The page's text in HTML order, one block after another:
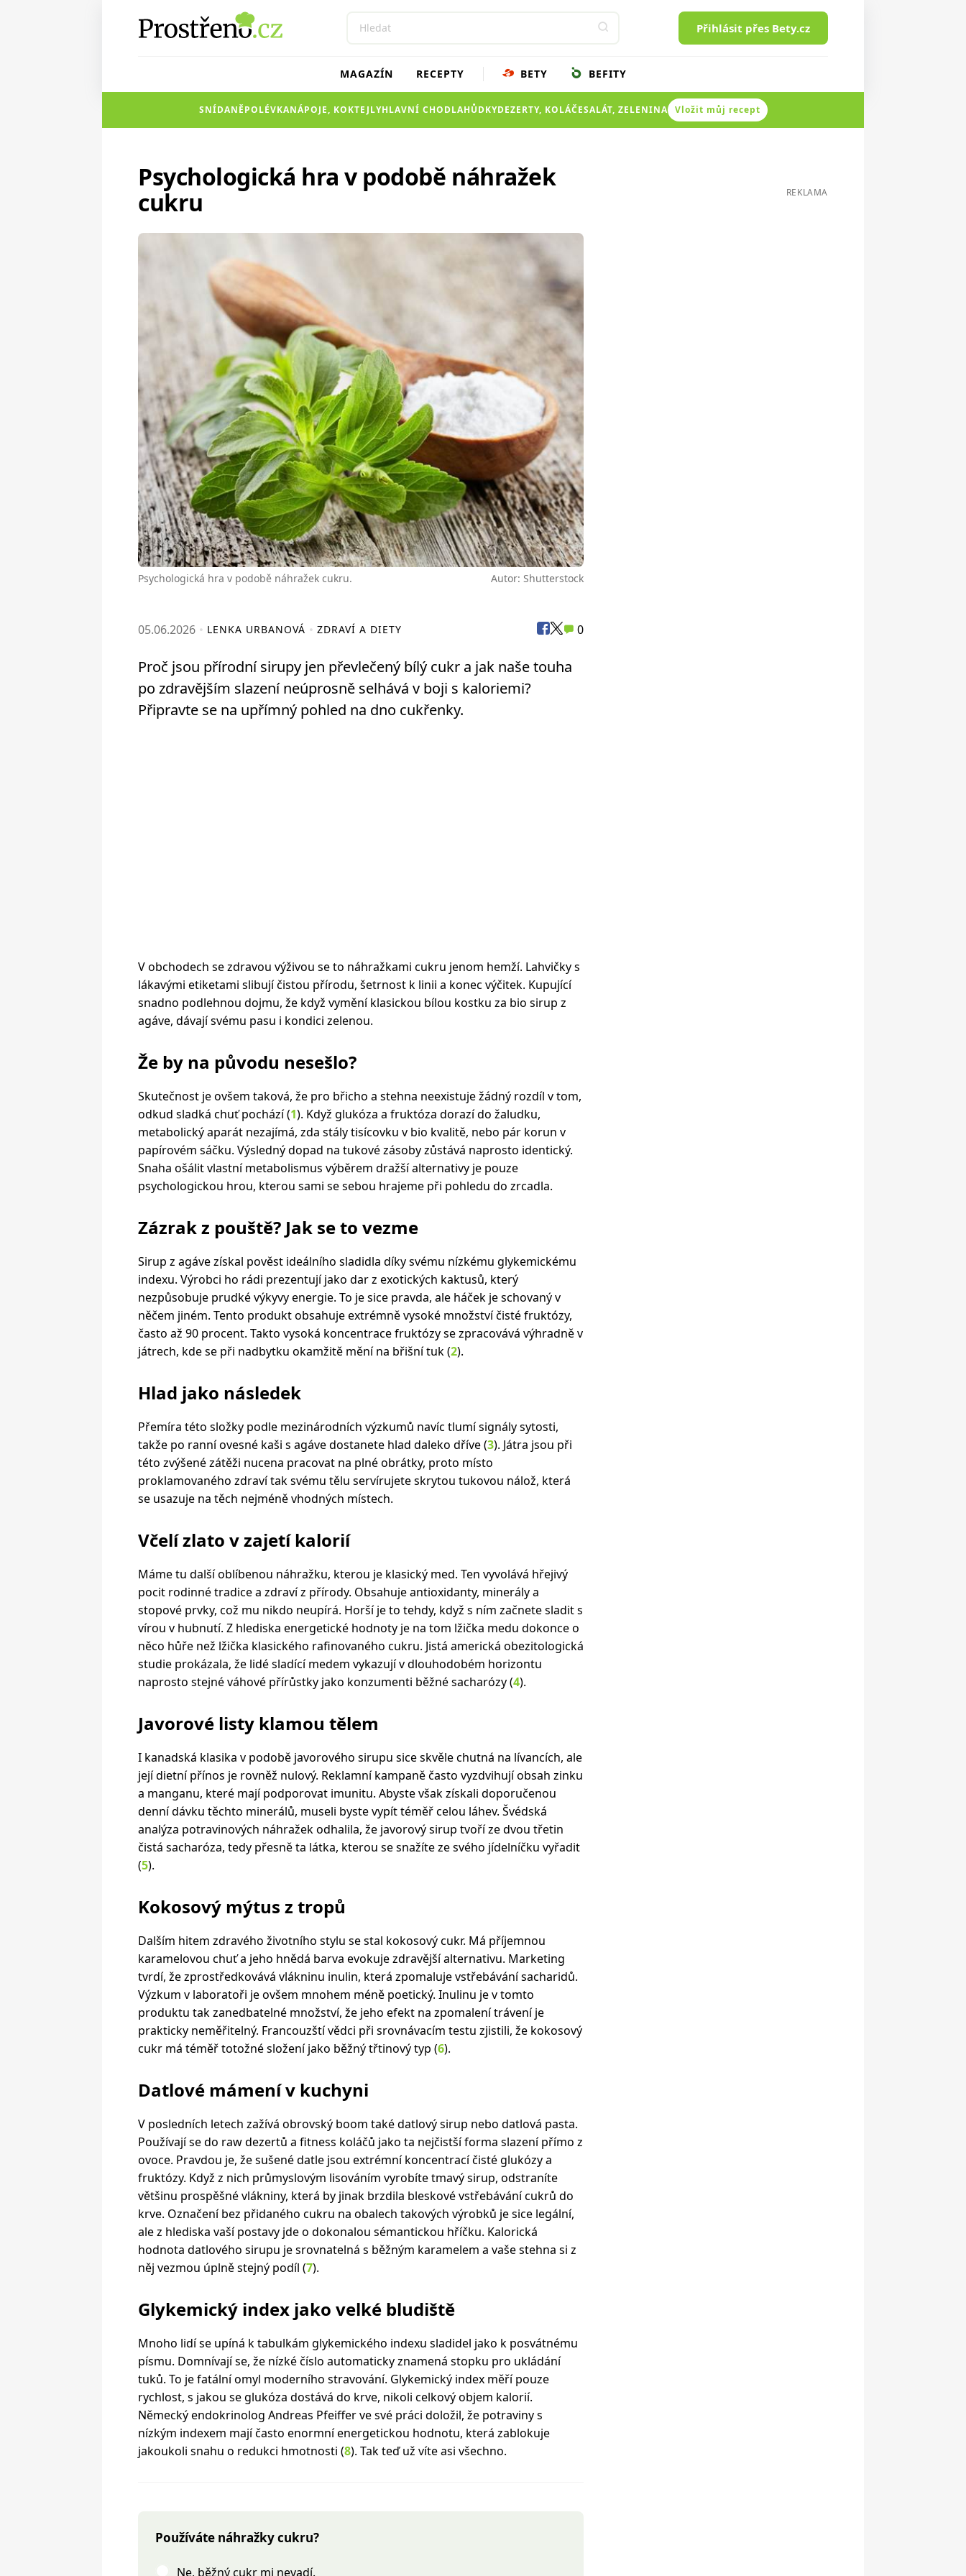
Přihlásit přes Bety.cz
MAGAZÍN RECEPTY BETY BEFITY
SNÍDANĚPOLÉVKANÁPOJE, KOKTEJLYHLAVNÍ CHODLAHŮDKYDEZERTY, KOLÁČESALÁT, ZELENINA Vložit můj recept
Psychologická hra v podobě náhražek
cukru
Psychologická hra v podobě náhražek cukru. Autor: Shutterstock
05.06.2026 LENKA URBANOVÁ ZDRAVÍ A DIETY 0
Proč jsou přírodní sirupy jen převlečený bílý cukr a jak naše touha
po zdravějším slazení neúprosně selhává v boji s kaloriemi?
Připravte se na upřímný pohled na dno cukřenky.
V obchodech se zdravou výživou se to náhražkami cukru jenom hemží. Lahvičky s
lákavými etiketami slibují čistou přírodu, šetrnost k linii a konec výčitek. Kupující
snadno podlehnou dojmu, že když vymění klasickou bílou kostku za bio sirup z
agáve, dávají svému pasu i kondici zelenou.
Že by na původu nesešlo?
Skutečnost je ovšem taková, že pro břicho a stehna neexistuje žádný rozdíl v tom,
odkud sladká chuť pochází (1). Když glukóza a fruktóza dorazí do žaludku,
metabolický aparát nezajímá, zda stály tisícovku v bio kvalitě, nebo pár korun v
papírovém sáčku. Výsledný dopad na tukové zásoby zůstává naprosto identický.
Snaha ošálit vlastní metabolismus výběrem dražší alternativy je pouze
psychologickou hrou, kterou sami se sebou hrajeme při pohledu do zrcadla.
Zázrak z pouště? Jak se to vezme
Sirup z agáve získal pověst ideálního sladidla díky svému nízkému glykemickému
indexu. Výrobci ho rádi prezentují jako dar z exotických kaktusů, který
nezpůsobuje prudké výkyvy energie. To je sice pravda, ale háček je schovaný v
něčem jiném. Tento produkt obsahuje extrémně vysoké množství čisté fruktózy,
často až 90 procent. Takto vysoká koncentrace fruktózy se zpracovává výhradně v
játrech, kde se při nadbytku okamžitě mění na břišní tuk (2).
Hlad jako následek
Přemíra této složky podle mezinárodních výzkumů navíc tlumí signály sytosti,
takže po ranní ovesné kaši s agáve dostanete hlad daleko dříve (3). Játra jsou při
této zvýšené zátěži nucena pracovat na plné obrátky, proto místo
proklamovaného zdraví tak svému tělu servírujete skrytou tukovou nálož, která
se usazuje na těch nejméně vhodných místech.
Včelí zlato v zajetí kalorií
Máme tu další oblíbenou náhražku, kterou je klasický med. Ten vyvolává hřejivý
pocit rodinné tradice a zdraví z přírody. Obsahuje antioxidanty, minerály a
stopové prvky, což mu nikdo neupírá. Horší je to tehdy, když s ním začnete sladit s
vírou v hubnutí. Z hlediska energetické hodnoty je na tom lžička medu dokonce o
něco hůře než lžička klasického rafinovaného cukru. Jistá americká obezitologická
studie prokázala, že lidé sladící medem vykazují v dlouhodobém horizontu
naprosto stejné váhové přírůstky jako konzumenti běžné sacharózy (4).
Javorové listy klamou tělem
I kanadská klasika v podobě javorového sirupu sice skvěle chutná na lívancích, ale
její dietní přínos je rovněž nulový. Reklamní kampaně často vyzdvihují obsah zinku
a manganu, které mají podporovat imunitu. Abyste však získali doporučenou
denní dávku těchto minerálů, museli byste vypít téměř celou láhev. Švédská
analýza potravinových náhražek odhalila, že javorový sirup tvoří ze dvou třetin
čistá sacharóza, tedy přesně ta látka, kterou se snažíte ze svého jídelníčku vyřadit
(5).
Kokosový mýtus z tropů
Dalším hitem zdravého životního stylu se stal kokosový cukr. Má příjemnou
karamelovou chuť a jeho hnědá barva evokuje zdravější alternativu. Marketing
tvrdí, že zprostředkovává vlákninu inulin, která zpomaluje vstřebávání sacharidů.
Výzkum v laboratoři je ovšem mnohem méně poetický. Inulinu je v tomto
produktu tak zanedbatelné množství, že jeho efekt na zpomalení trávení je
prakticky neměřitelný. Francouzští vědci při srovnávacím testu zjistili, že kokosový
cukr má téměř totožné složení jako běžný třtinový typ (6).
Datlové mámení v kuchyni
V posledních letech zažívá obrovský boom také datlový sirup nebo datlová pasta.
Používají se do raw dezertů a fitness koláčů jako ta nejčistší forma slazení přímo z
ovoce. Pravdou je, že sušené datle jsou extrémní koncentrací čisté glukózy a
fruktózy. Když z nich průmyslovým lisováním vyrobíte tmavý sirup, odstraníte
většinu prospěšné vlákniny, která by jinak brzdila bleskové vstřebávání cukrů do
krve. Označení bez přidaného cukru na obalech takových výrobků je sice legální,
ale z hlediska vaší postavy jde o dokonalou sémantickou hříčku. Kalorická
hodnota datlového sirupu je srovnatelná s běžným karamelem a vaše stehna si z
něj vezmou úplně stejný podíl (7).
Glykemický index jako velké bludiště
Mnoho lidí se upíná k tabulkám glykemického indexu sladidel jako k posvátnému
písmu. Domnívají se, že nízké číslo automaticky znamená stopku pro ukládání
tuků. To je fatální omyl moderního stravování. Glykemický index měří pouze
rychlost, s jakou se glukóza dostává do krve, nikoli celkový objem kalorií.
Německý endokrinolog Andreas Pfeiffer ve své práci doložil, že potraviny s
nízkým indexem mají často enormní energetickou hodnotu, která zablokuje
jakoukoli snahu o redukci hmotnosti (8). Tak teď už víte asi všechno.
Používáte náhražky cukru?
Ne, běžný cukr mi nevadí.
REKLAMA